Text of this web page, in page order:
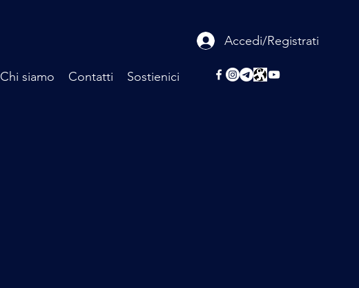
Accedi/Registrati
Chi siamo Contatti Sostienici